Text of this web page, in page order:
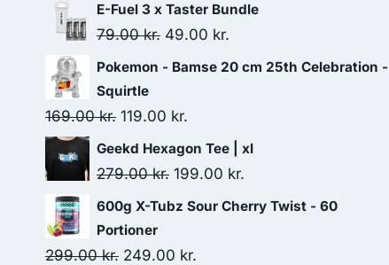
E-Fuel 3 x Taster Bundle
79.00kr. Original
price
79.00 kr..
49.00 kr.
price
Pokemon - Bamse 20 cm 25th Celebration -
Squirtle
169.00kr. Original
price
was:
119.00 kr.
price
is:
Geekd Hexagon Tee | xl
279.00kr. Original
price
279.00 kr..
199.00 kr.
price
600g X-Tubz Sour Cherry Twist - 60
Portioner
299.00kr. Original
249.00 kr.